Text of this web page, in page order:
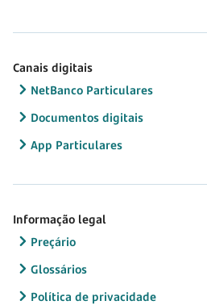
Canais digitais
NetBanco Particulares
Documentos digitais
App Particulares
Informação legal
Preçário
Glossários
Política de privacidade